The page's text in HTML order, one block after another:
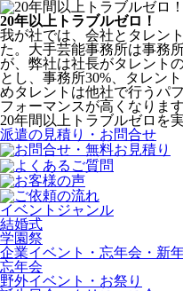
20年以上トラブルゼロ！
我が社では、会社とタレン
た。 大手芸能事務所は事務
が、 弊社は社長がタレント
とし、 事務所30%、タレン
めタレントは他社で行うパ
フォーマンスが高くなりま
20年間以上トラブルゼロを
派遣の見積り・お問合せ
イベントジャンル
結婚式
学園祭
企業イベント・忘年会・新
忘年会
野外イベント・お祭り